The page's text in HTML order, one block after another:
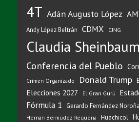
4T Adán Augusto López
Andy López Beltrán CDMX CJNG
Claudia Sheinbaum
Conferencia del Pueblo
Crimen Organizado Donald Trump
Elecciones 2027 El Gran Gurú
Fórmula 1 Gerardo Fernández Noroña
Hernán Bermúdez Requena Huachicol